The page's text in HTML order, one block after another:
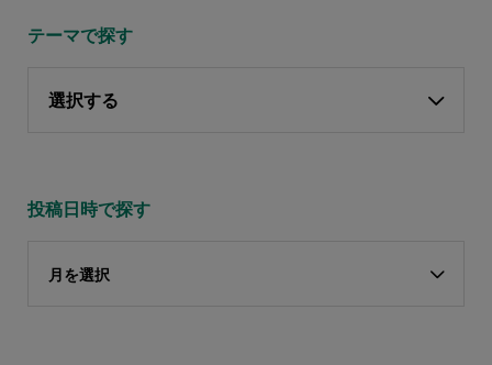
テーマで探す
選択する
投稿日時で探す
月を選択